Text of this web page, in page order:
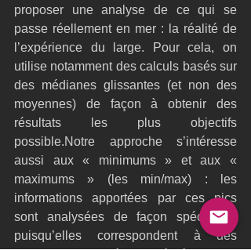
proposer une analyse de ce qui se
passe réellement en mer : la réalité de
l’expérience du large. Pour cela, on
utilise notamment des calculs basés sur
des médianes glissantes (et non des
moyennes) de façon à obtenir des
résultats les plus objectifs
possible.Notre approche s’intéresse
aussi aux « minimums » et aux «
maximums » (les min/max) : les
informations apportées par ces pics
sont analysées de façon spécifique,
puisqu’elles correspondent à des